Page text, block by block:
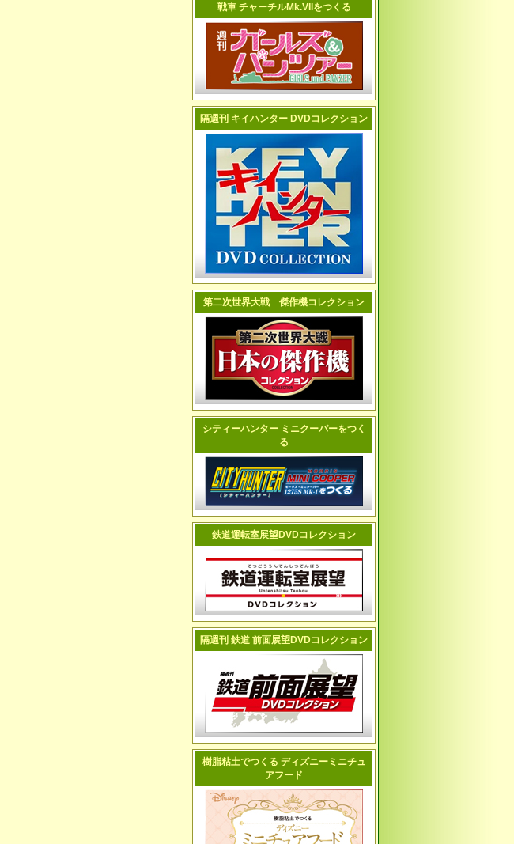
戦車 チャーチルMk.VIIをつくる
隔週刊 キイハンター DVDコレクション
第二次世界大戦 傑作機コレクション
シティーハンター ミニクーパーをつく
る
鉄道運転室展望DVDコレクション
隔週刊 鉄道 前面展望DVDコレクション
樹脂粘土でつくる ディズニーミニチュ
アフード